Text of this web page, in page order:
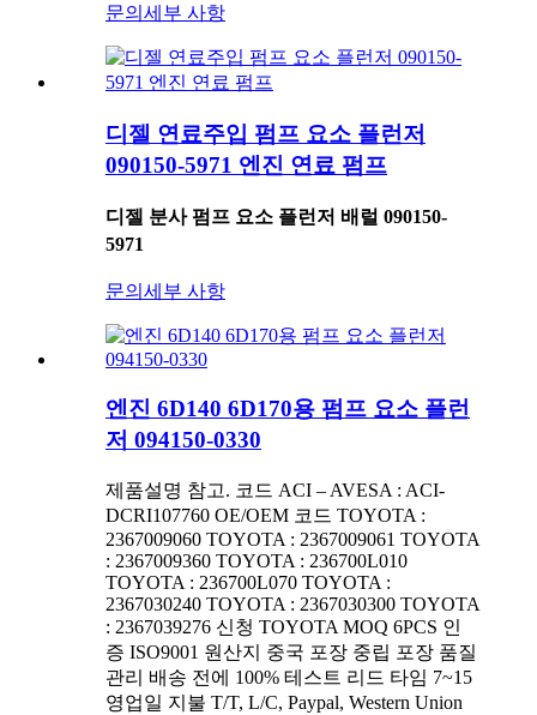
문의 세부 사항
디젤 연료주입 펌프 요소 플런저
090150-5971 엔진 연료 펌프
디젤 분사 펌프 요소 플런저 배럴 090150-
5971
문의 세부 사항
엔진 6D140 6D170용 펌프 요소 플런
저 094150-0330
제품설명 참고. 코드 ACI – AVESA : ACI-
DCRI107760 OE/OEM 코드 TOYOTA :
2367009060 TOYOTA : 2367009061 TOYOTA
: 2367009360 TOYOTA : 236700L010
TOYOTA : 236700L070 TOYOTA :
2367030240 TOYOTA : 2367030300 TOYOTA
: 2367039276 신청 TOYOTA MOQ 6PCS 인
증 ISO9001 원산지 중국 포장 중립 포장 품질
관리 배송 전에 100% 테스트 리드 타임 7~15
영업일 지불 T/T, L/C, Paypal, Western Union